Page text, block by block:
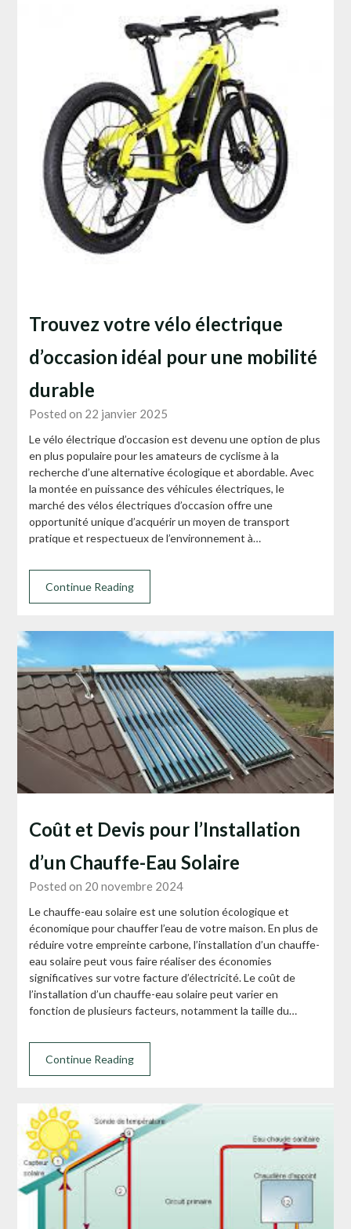
Trouvez votre vélo électrique
d’occasion idéal pour une mobilité
durable
Posted on 22 janvier 2025
Le vélo électrique d’occasion est devenu une option de plus
en plus populaire pour les amateurs de cyclisme à la
recherche d’une alternative écologique et abordable. Avec
la montée en puissance des véhicules électriques, le
marché des vélos électriques d’occasion offre une
opportunité unique d’acquérir un moyen de transport
pratique et respectueux de l’environnement à…
Continue Reading
Coût et Devis pour l’Installation
d’un Chauffe-Eau Solaire
Posted on 20 novembre 2024
Le chauffe-eau solaire est une solution écologique et
économique pour chauffer l’eau de votre maison. En plus de
réduire votre empreinte carbone, l’installation d’un chauffe-
eau solaire peut vous faire réaliser des économies
significatives sur votre facture d’électricité. Le coût de
l’installation d’un chauffe-eau solaire peut varier en
fonction de plusieurs facteurs, notamment la taille du…
Continue Reading